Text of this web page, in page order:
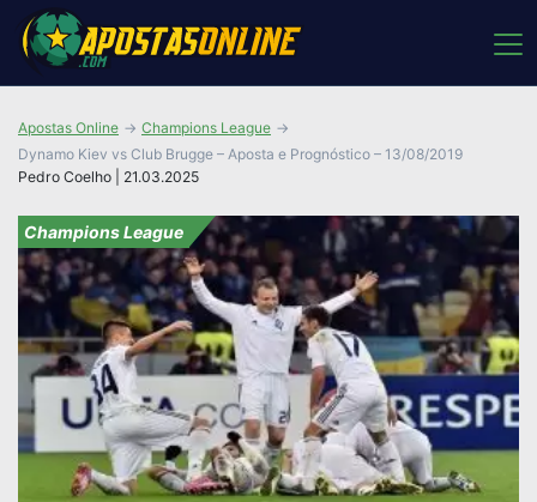
Pedro Coelho | 21.03.2025
Apostas Online
Champions League
Dynamo Kiev vs Club Brugge – Aposta e Prognóstico – 13/08/2019
Champions League